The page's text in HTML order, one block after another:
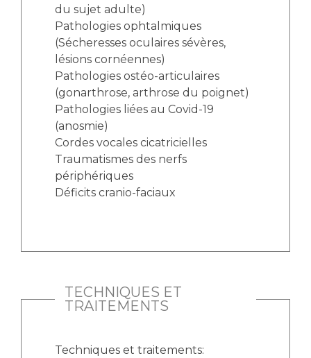
Médecine nucléaire
Maladies rares
Maternité Hôpital Nord
Vos représentants
Qualité
Nos indicateurs qualité et de sécurité des soins
Centres de référence Maladies Rares
Plateforme d'Expertise Maladies Rares
Presse / Multimédia
Communiqués de presse
Dossiers de presse
Médiathèque
Documents utiles
du sujet adulte)
Pathologies ophtalmiques
(Sécheresses oculaires sévères,
lésions cornéennes)
Pathologies ostéo-articulaires
(gonarthrose, arthrose du poignet)
Pathologies liées au Covid-19
(anosmie)
Cordes vocales cicatricielles
Traumatismes des nerfs
périphériques
Déficits cranio-faciaux
TECHNIQUES ET
TRAITEMENTS
Techniques et traitements: